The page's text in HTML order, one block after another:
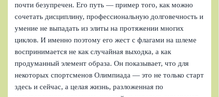
почти безупречен. Его путь — пример того, как можно
сочетать дисциплину, профессиональную долговечность и
умение не выпадать из элиты на протяжении многих
циклов. И именно поэтому его жест с флагами на шлеме
воспринимается не как случайная выходка, а как
продуманный элемент образа. Он показывает, что для
некоторых спортсменов Олимпиада — это не только старт
здесь и сейчас, а целая жизнь, разложенная по